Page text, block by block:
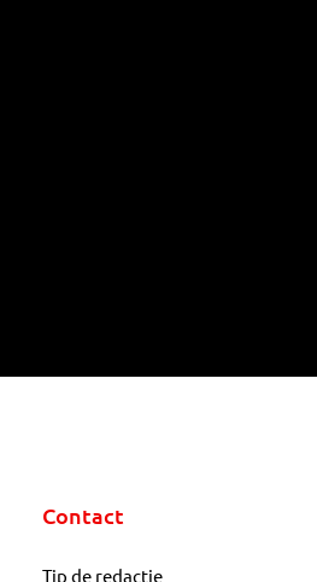
Contact
Tip de redactie